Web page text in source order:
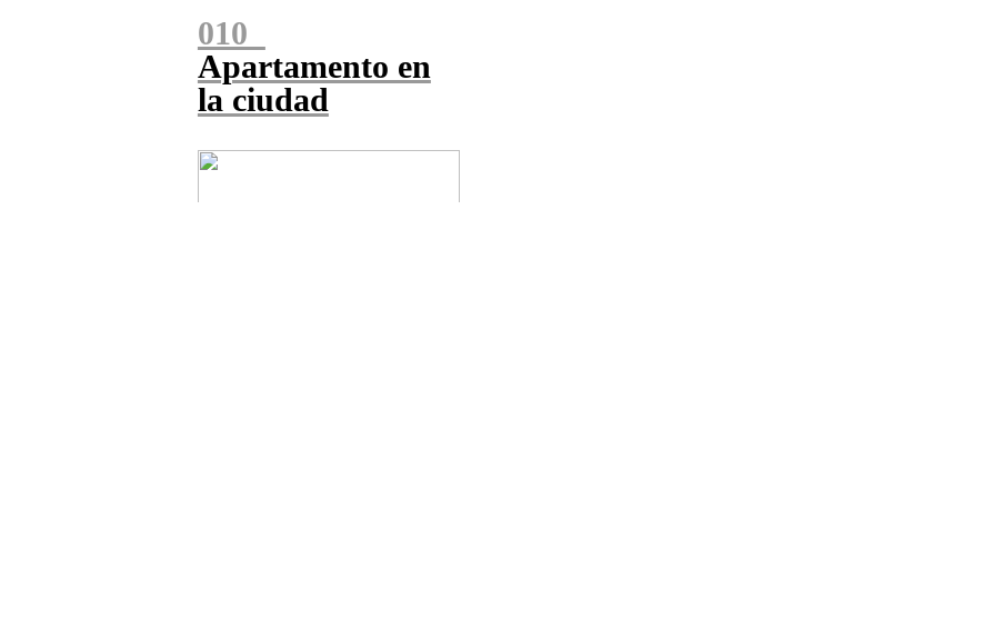
010
Apartamento en
la ciudad